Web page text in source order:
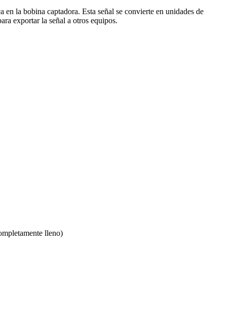
la bobina captadora. Esta señal se convierte en unidades de
exportar la señal a otros equipos.
lleno)